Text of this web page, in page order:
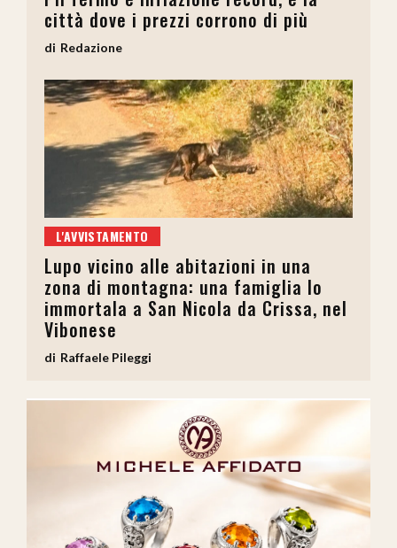
città dove i prezzi corrono di più
Redazione
L'AVVISTAMENTO
Lupo vicino alle abitazioni in una
zona di montagna: una famiglia lo
immortala a San Nicola da Crissa, nel
Vibonese
Raffaele Pileggi